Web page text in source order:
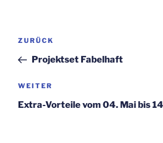
Beitragsnavigation
Vorheriger
Beitrag
ZURÜCK
Projektset Fabelhaft
Nächster
Beitrag
WEITER
Extra-Vorteile vom 04. Mai bis